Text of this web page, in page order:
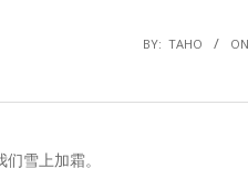
BY: TAHO
雪上加霜。